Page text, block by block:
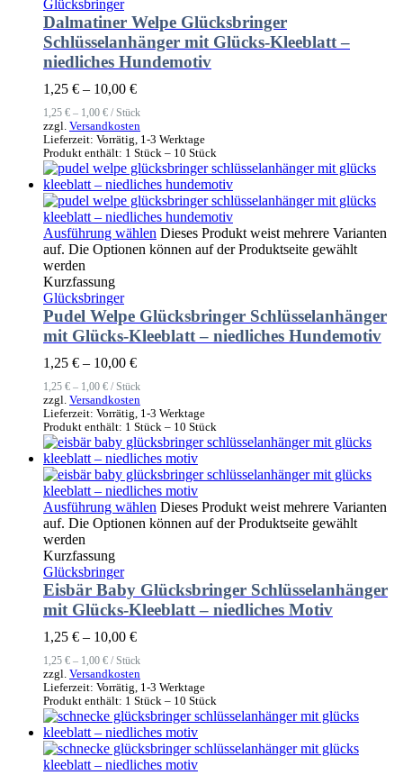
Glücksbringer
Dalmatiner Welpe Glücksbringer
Schlüsselanhänger mit Glücks-Kleeblatt –
niedliches Hundemotiv
1,25 € – 10,00 €
1,25 € – 1,00 € / Stück
zzgl. Versandkosten
Lieferzeit: Vorrätig, 1-3 Werktage
Produkt enthält: 1 Stück – 10 Stück
Ausführung wählen Dieses Produkt weist mehrere Varianten
auf. Die Optionen können auf der Produktseite gewählt
werden
Kurzfassung
Glücksbringer
Pudel Welpe Glücksbringer Schlüsselanhänger
mit Glücks-Kleeblatt – niedliches Hundemotiv
1,25 € – 10,00 €
1,25 € – 1,00 € / Stück
zzgl. Versandkosten
Lieferzeit: Vorrätig, 1-3 Werktage
Produkt enthält: 1 Stück – 10 Stück
Ausführung wählen Dieses Produkt weist mehrere Varianten
auf. Die Optionen können auf der Produktseite gewählt
werden
Kurzfassung
Glücksbringer
Eisbär Baby Glücksbringer Schlüsselanhänger
mit Glücks-Kleeblatt – niedliches Motiv
1,25 € – 10,00 €
1,25 € – 1,00 € / Stück
zzgl. Versandkosten
Lieferzeit: Vorrätig, 1-3 Werktage
Produkt enthält: 1 Stück – 10 Stück